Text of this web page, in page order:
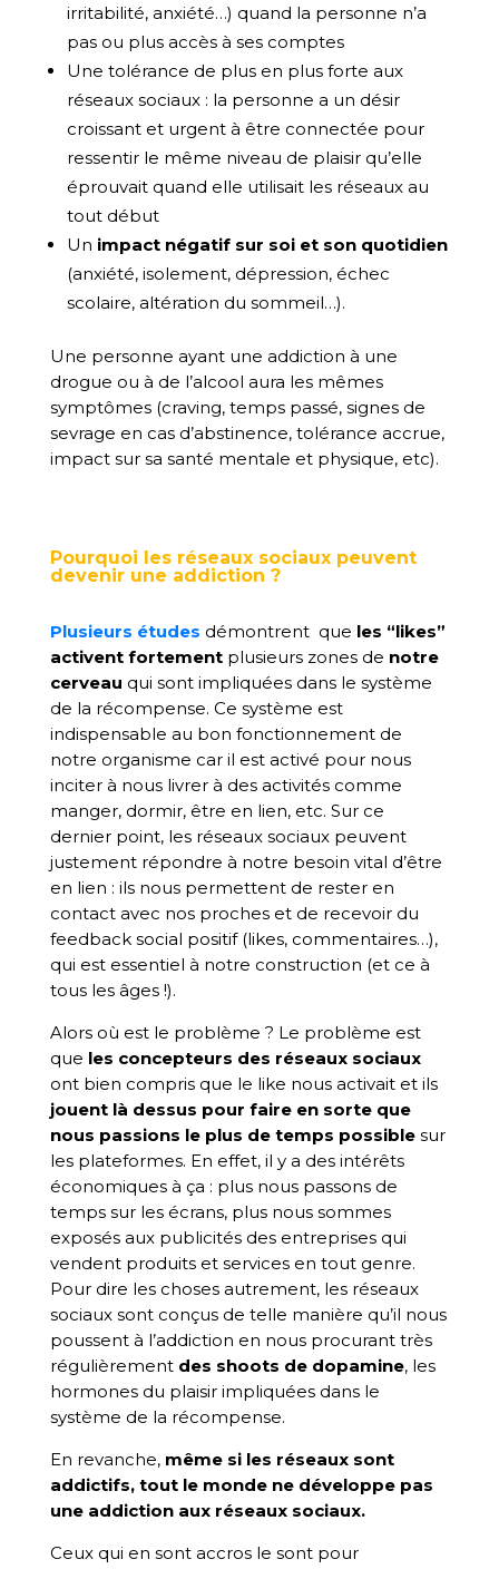
irritabilité, anxiété…) quand la personne n’a
pas ou plus accès à ses comptes
Une tolérance de plus en plus forte aux
réseaux sociaux : la personne a un désir
croissant et urgent à être connectée pour
ressentir le même niveau de plaisir qu’elle
éprouvait quand elle utilisait les réseaux au
tout début
Un impact négatif sur soi et son quotidien
(anxiété, isolement, dépression, échec
scolaire, altération du sommeil…).
Une personne ayant une addiction à une
drogue ou à de l’alcool aura les mêmes
symptômes (craving, temps passé, signes de
sevrage en cas d’abstinence, tolérance accrue,
impact sur sa santé mentale et physique, etc).
Pourquoi les réseaux sociaux peuvent
devenir une addiction ?
Plusieurs études démontrent que les “likes”
activent fortementplusieurs zones de notre
cerveau qui sont impliquées dans le système
de la récompense. Ce système est
indispensable au bon fonctionnement de
notre organisme car il est activé pour nous
inciter à nous livrer à des activités comme
manger, dormir, être en lien, etc. Sur ce
dernier point, les réseaux sociaux peuvent
justement répondre à notre besoin vital d’être
en lien : ils nous permettent de rester en
contact avec nos proches et de recevoir du
feedback social positif (likes, commentaires…),
qui est essentiel à notre construction (et ce à
tous les âges !).
Alors où est le problème ? Le problème est
que les concepteurs des réseaux sociaux
ont bien compris que le like nous activait et ils
jouent là dessus pour faire en sorte que
nous passions le plus de temps possiblesur
les plateformes. En effet, il y a des intérêts
économiques à ça : plus nous passons de
temps sur les écrans, plus nous sommes
exposés aux publicités des entreprises qui
vendent produits et services en tout genre.
Pour dire les choses autrement, les réseaux
sociaux sont conçus de telle manière qu’il nous
poussent à l’addiction en nous procurant très
régulièrement des shoots de dopamine, les
hormones du plaisir impliquées dans le
système de la récompense.
En revanche, même si les réseaux sont
addictifs, tout le monde ne développe pas
une addiction aux réseaux sociaux.
Ceux qui en sont accros le sont pour